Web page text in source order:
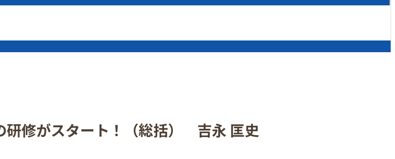
研修がスタート！（総括） 吉永 匡史